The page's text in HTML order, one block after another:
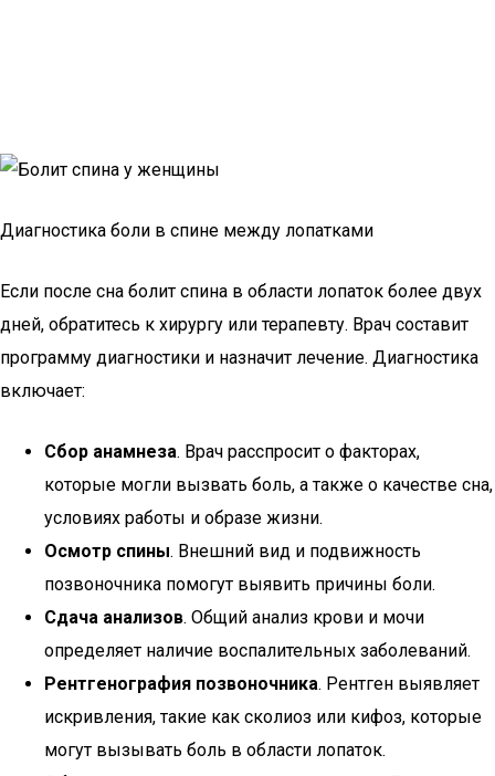
Диагностика боли в спине между лопатками
Если после сна болит спина в области лопаток более двух
дней, обратитесь к хирургу или терапевту. Врач составит
программу диагностики и назначит лечение. Диагностика
включает:
Сбор анамнеза. Врач расспросит о факторах,
которые могли вызвать боль, а также о качестве сна,
условиях работы и образе жизни.
Осмотр спины. Внешний вид и подвижность
позвоночника помогут выявить причины боли.
Сдача анализов. Общий анализ крови и мочи
определяет наличие воспалительных заболеваний.
Рентгенография позвоночника. Рентген выявляет
искривления, такие как сколиоз или кифоз, которые
могут вызывать боль в области лопаток.